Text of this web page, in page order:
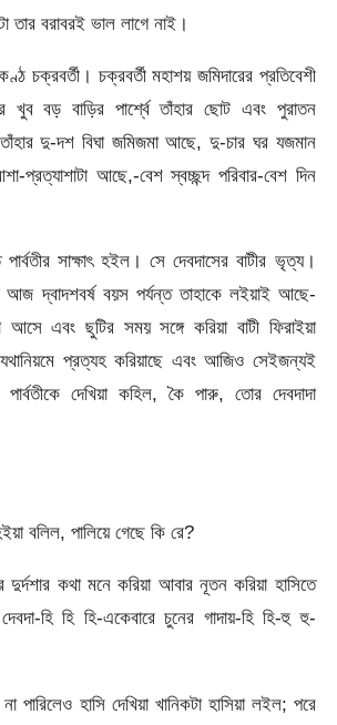
তার বরাবরই ভাল লাগে নাই।
চক্রবর্তী। চক্রবর্তী মহাশয় জমিদারের প্রতিবেশী
খুব বড় বাড়ির পার্শ্বে তাঁহার ছোট এবং পুরাতন
দু-দশ বিঘা জমিজমা আছে, দু-চার ঘর যজমান
প্রত্যাশাটা আছে,-বেশ স্বচ্ছন্দ পরিবার-বেশ দিন
পার্বতীর সাক্ষাৎ হইল। সে দেবদাসের বাটীর ভৃত্য।
দ্বাদশবর্ষ বয়স পর্যন্ত তাহাকে লইয়াই আছে-
আসে এবং ছুটির সময় সঙ্গে করিয়া বাটী ফিরাইয়া
প্রত্যহ করিয়াছে এবং আজিও সেইজন্যই
পার্বতীকে দেখিয়া কহিল, কৈ পারু, তোর দেবদাদা
বলিল, পালিয়ে গেছে কি রে?
দুর্দশার কথা মনে করিয়া আবার নূতন করিয়া হাসিতে
হি হি হি-একেবারে চুনের গাদায়-হি হি-হু হু-
পারিলেও হাসি দেখিয়া খানিকটা হাসিয়া লইল; পরে